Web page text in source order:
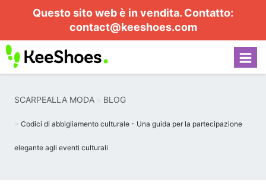
Questo sito web è in vendita. Contatto:
contact@keeshoes.com
SCARPEALLA MODA BLOG
Codici di abbigliamento culturale - Una guida per la partecipazione
elegante agli eventi culturali